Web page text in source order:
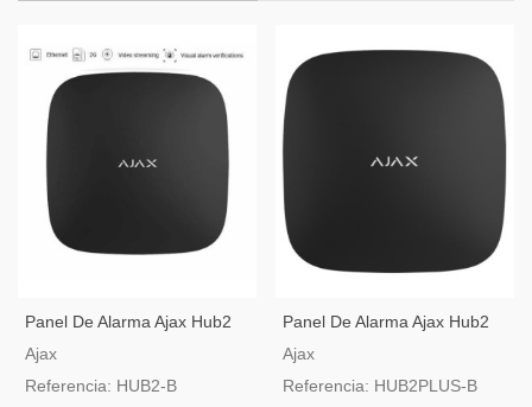
Panel De Alarma Ajax Hub2
Negro Compatible Con Video
Ajax
Referencia: HUB2-B
Panel De Alarma Ajax Hub2
Plus Negro Con GSM, 3G,
Ajax
Referencia: HUB2PLUS-B